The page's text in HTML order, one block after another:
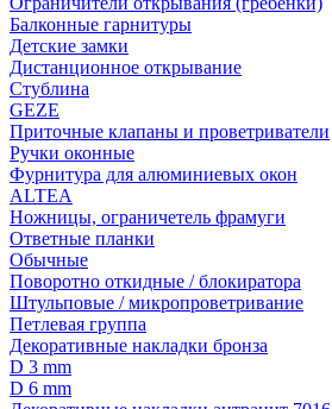
Балконные гарнитуры
Детские замки
Дистанционное открывание
Стублина
GEZE
Приточные клапаны и проветриватели
Ручки оконные
Фурнитура для алюминиевых окон
ALTEA
Ножницы, ограничетель фрамуги
Ответные планки
Обычные
Поворотно откидные / блокиратора
Штульповые / микропроветривание
Петлевая группа
Декоративные накладки бронза
D 3 mm
D 6 mm